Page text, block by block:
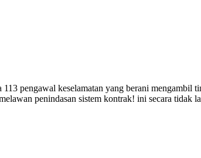
pengawal keselamatan yang berani mengambil
penindasan sistem kontrak! ini secara tidak